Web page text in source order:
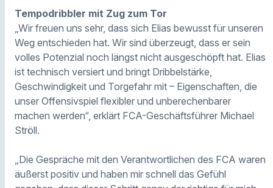
Tempodribbler mit Zug zum Tor
„Wir freuen uns sehr, dass sich Elias bewusst für unseren
Weg entschieden hat. Wir sind überzeugt, dass er sein
volles Potenzial noch längst nicht ausgeschöpft hat. Elias
ist technisch versiert und bringt Dribbelstärke,
Geschwindigkeit und Torgefahr mit – Eigenschaften, die
unser Offensivspiel flexibler und unberechenbarer
machen werden“, erklärt FCA-Geschäftsführer Michael
Ströll.
„Die Gespräche mit den Verantwortlichen des FCA waren
äußerst positiv und haben mir schnell das Gefühl